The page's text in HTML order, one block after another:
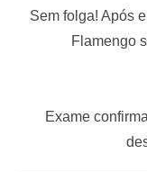
P
Sem folga! Após
Flamengo
Exame